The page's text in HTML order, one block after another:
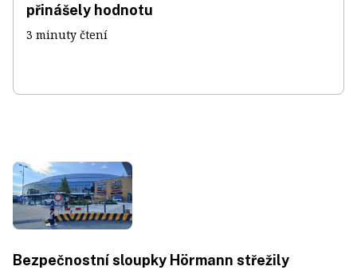
přinášely hodnotu
3 minuty čtení
Bezpečnostní sloupky Hörmann střežily